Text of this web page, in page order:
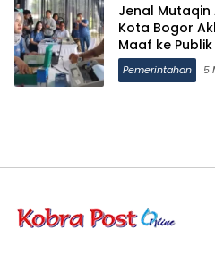
Jenal Mutaqin
Kota Bogor
Maaf ke Publik
Pemerintahan 5